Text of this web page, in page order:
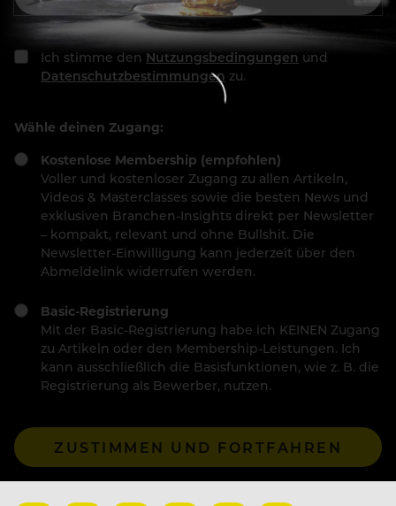
Ich stimme den Nutzungsbedingungen und
Datenschutzbestimmungen zu.
Wähle deinen Zugang:
Kostenlose Membership (empfohlen)
Voller und kostenloser Zugang zu allen Artikeln,
Videos & Masterclasses sowie die besten News und
exklusiven Branchen-Insights direkt per Newsletter
– kompakt, relevant und ohne Bullshit. Die
Newsletter-Einwilligung kann jederzeit über den
Abmeldelink widerrufen werden.
Basic-Registrierung
Mit der Basic-Registrierung habe ich KEINEN Zugang
zu Artikeln oder den Membership-Leistungen. Ich
kann ausschließlich die Basisfunktionen, wie z. B. die
Registrierung als Bewerber, nutzen.
ZUSTIMMEN UND FORTFAHREN